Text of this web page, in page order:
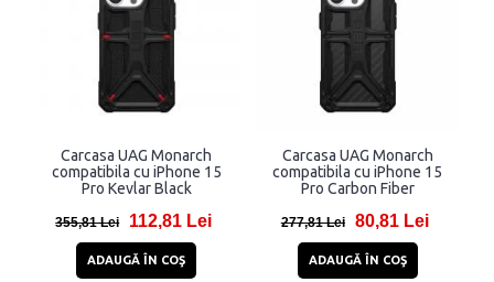
Carcasa UAG Monarch
compatibila cu iPhone 15
Pro Kevlar Black
355,81 Lei 112,81 Lei
ADAUGĂ ÎN COŞ
Carcasa UAG Monarch
compatibila cu iPhone 15
Pro Carbon Fiber
277,81 Lei 80,81 Lei
ADAUGĂ ÎN COŞ